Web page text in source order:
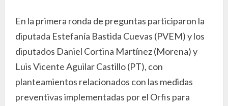
En la primera ronda de preguntas participaron la
diputada Estefanía Bastida Cuevas (PVEM) y los
diputados Daniel Cortina Martínez (Morena) y
Luis Vicente Aguilar Castillo (PT), con
planteamientos relacionados con las medidas
preventivas implementadas por el Orfis para